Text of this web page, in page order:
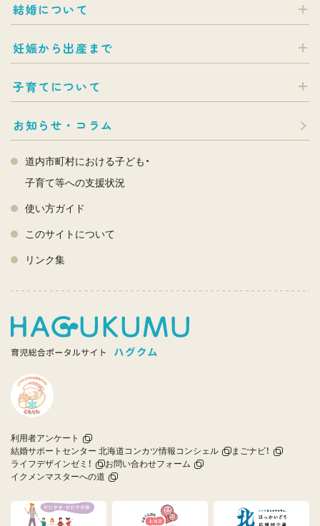
結婚について
妊娠から出産まで
子育てについて
お知らせ・コラム
道内市町村における子ども・
子育て等への支援状況
使い方ガイド
このサイトについて
リンク集
利用者アンケート
結婚サポートセンター 北海道コンカツ情報コンシェル
まごナビ！
ライフデザインゼミ！
お問い合わせフォーム
イクメンマスターへの道